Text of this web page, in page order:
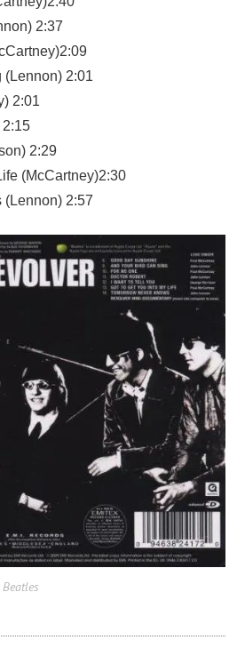
2:37
(Lennon) 2:01
2:01
2:15
2:29
(McCartney)2:30
(Lennon) 2:57